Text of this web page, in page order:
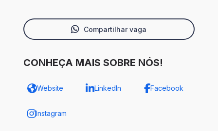
Compartilhar vaga
CONHEÇA MAIS SOBRE NÓS!
Website LinkedIn Facebook
Instagram